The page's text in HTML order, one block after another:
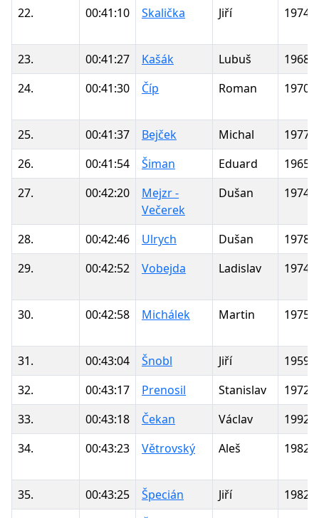
22. 00:41:10 Skalička Jiří 1974
23. 00:41:27 Kašák Lubuš
1968
24.
00:41:30 Číp Roman 1970
25. 00:41:37 Bejček Michal
1977
26.
00:41:54 Šiman Eduard
1965
27.
00:42:20
Mejzr -
Večerek
Dušan 1974
28. 00:42:46 Ulrych Dušan
1978
29.
00:42:52 Vobejda Ladislav 1974
30. 00:42:58 Michálek Martin 1975
31. 00:43:04 Šnobl Jiří
1959
32.
00:43:17 Prenosil Stanislav
1972
33.
00:43:18 Čekan Václav
1992
34.
00:43:23 Větrovský Aleš 1982
35. 00:43:25 Špecián Jiří
1982